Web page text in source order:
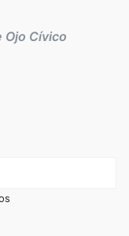
Ojo Cívico